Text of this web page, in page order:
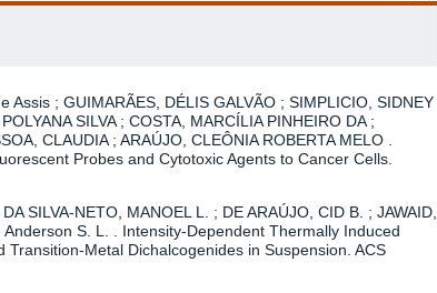
; GUIMARÃES, DÉLIS GALVÃO ; SIMPLICIO, SIDNEY
SILVA ; COSTA, MARCÍLIA PINHEIRO DA ;
CLAUDIA ; ARAÚJO, CLEÔNIA ROBERTA MELO .
Probes and Cytotoxic Agents to Cancer Cells.
SILVA-NETO, MANOEL L. ; DE ARAÚJO, CID B. ; JAWAID,
S. L. . Intensity-Dependent Thermally Induced
Metal Dichalcogenides in Suspension. ACS